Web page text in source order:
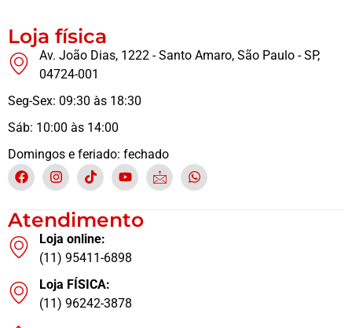
Loja física
Av. João Dias, 1222 - Santo Amaro, São Paulo - SP,
04724-001
Seg-Sex: 09:30 às 18:30
Sáb: 10:00 às 14:00
Domingos e feriado: fechado
Atendimento
Loja online:
(11) 95411-6898
Loja FÍSICA:
(11) 96242-3878